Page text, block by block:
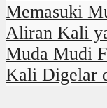
Memasuki
Aliran Kali
Muda Mudi
Kali Digelar